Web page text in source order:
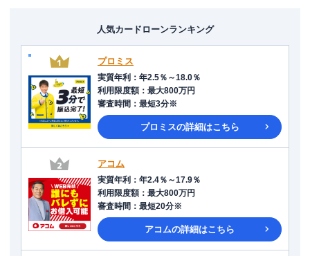
人気カードローンランキング
プロミス
実質年利 ： 年2.5％～18.0％
利用限度額 ： 最大800万円
審査時間 ： 最短3分※
プロミスの詳細はこちら
アコム
実質年利 ： 年2.4％～17.9％
利用限度額 ： 最大800万円
審査時間 ： 最短20分※
アコムの詳細はこちら